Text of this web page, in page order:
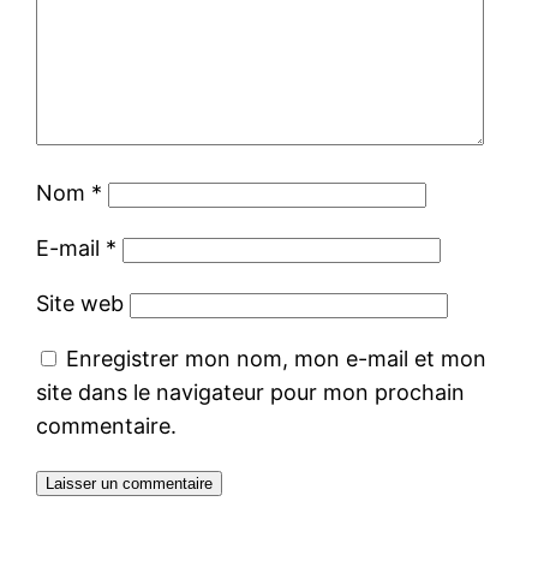
Nom *
E-mail *
Site web
Enregistrer mon nom, mon e-mail et mon
site dans le navigateur pour mon prochain
commentaire.